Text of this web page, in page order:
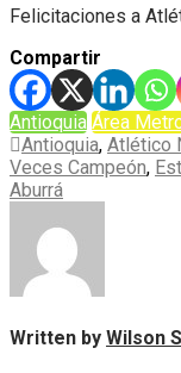
Felicitaciones a
Compartir
Antioquia Área
Antioquia, Atlético
Veces Campeón,
Aburrá
Written by Wilson